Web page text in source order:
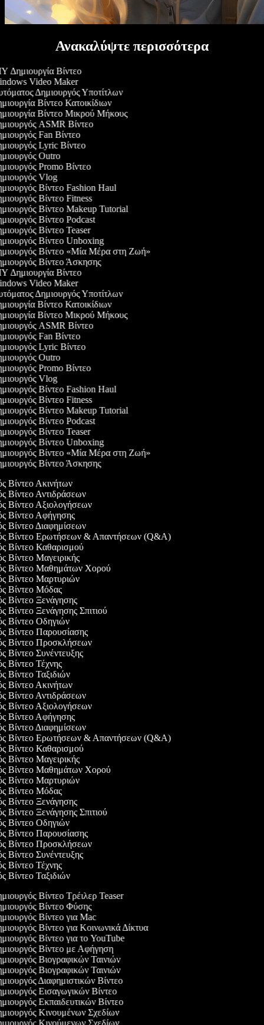
Ανακαλύψτε περισσότερα
Δημιουργία Βίντεο
Video Maker
Δημιουργός Υποτίτλων
Βίντεο Κατοικίδιων
Βίντεο Μικρού Μήκους
ASMR Βίντεο
Fan Βίντεο
Lyric Βίντεο
Outro
Promo Βίντεο
Vlog
Βίντεο Fashion Haul
Βίντεο Fitness
Βίντεο Makeup Tutorial
Βίντεο Podcast
Βίντεο Teaser
Βίντεο Unboxing
Βίντεο «Μία Μέρα στη Ζωή»
Βίντεο Άσκησης
Δημιουργία Βίντεο
Video Maker
Δημιουργός Υποτίτλων
Βίντεο Κατοικίδιων
Βίντεο Μικρού Μήκους
ASMR Βίντεο
Fan Βίντεο
Lyric Βίντεο
Outro
Promo Βίντεο
Vlog
Βίντεο Fashion Haul
Βίντεο Fitness
Βίντεο Makeup Tutorial
Βίντεο Podcast
Βίντεο Teaser
Βίντεο Unboxing
Βίντεο «Μία Μέρα στη Ζωή»
Βίντεο Άσκησης
Βίντεο Ακινήτων
Βίντεο Αντιδράσεων
Βίντεο Αξιολογήσεων
Βίντεο Αφήγησης
Βίντεο Διαφημίσεων
Βίντεο Ερωτήσεων & Απαντήσεων (Q&A)
Βίντεο Καθαρισμού
Βίντεο Μαγειρικής
Βίντεο Μαθημάτων Χορού
Βίντεο Μαρτυριών
Βίντεο Μόδας
Βίντεο Ξενάγησης
Βίντεο Ξενάγησης Σπιτιού
Βίντεο Οδηγιών
Βίντεο Παρουσίασης
Βίντεο Προσκλήσεων
Βίντεο Συνέντευξης
Βίντεο Τέχνης
Βίντεο Ταξιδιών
Βίντεο Ακινήτων
Βίντεο Αντιδράσεων
Βίντεο Αξιολογήσεων
Βίντεο Αφήγησης
Βίντεο Διαφημίσεων
Βίντεο Ερωτήσεων & Απαντήσεων (Q&A)
Βίντεο Καθαρισμού
Βίντεο Μαγειρικής
Βίντεο Μαθημάτων Χορού
Βίντεο Μαρτυριών
Βίντεο Μόδας
Βίντεο Ξενάγησης
Βίντεο Ξενάγησης Σπιτιού
Βίντεο Οδηγιών
Βίντεο Παρουσίασης
Βίντεο Προσκλήσεων
Βίντεο Συνέντευξης
Βίντεο Τέχνης
Βίντεο Ταξιδιών
Βίντεο Τρέιλερ Teaser
Βίντεο Φύσης
Βίντεο για Mac
Βίντεο για Κοινωνικά Δίκτυα
Βίντεο για το YouTube
Βίντεο με Αφήγηση
Βιογραφικών Ταινιών
Βιογραφικών Ταινιών
Διαφημιστικών Βίντεο
Εισαγωγικών Βίντεο
Εκπαιδευτικών Βίντεο
Κινουμένων Σχεδίων